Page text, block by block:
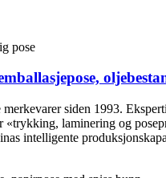
siden 1993.
laminering og
intelligente